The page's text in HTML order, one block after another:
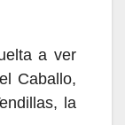
a ver
Caballo,
la